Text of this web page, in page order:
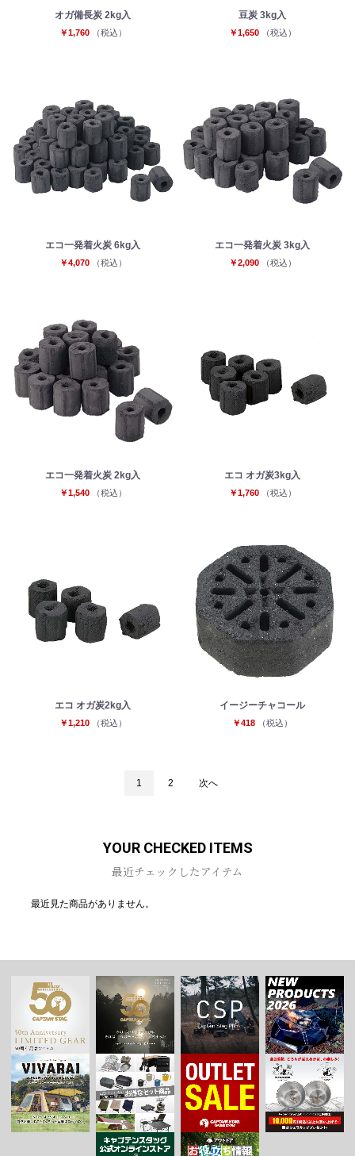
オガ備長炭 2kg入
￥1,760 （税込）
豆炭 3kg入
￥1,650 （税込）
エコ一発着火炭 6kg入
￥4,070 （税込）
エコ一発着火炭 3kg入
￥2,090 （税込）
エコ一発着火炭 2kg入
￥1,540 （税込）
エコ オガ炭3kg入
￥1,760 （税込）
エコ オガ炭2kg入
￥1,210 （税込）
イージーチャコール
￥418 （税込）
1 2 次へ
YOUR CHECKED ITEMS
最近チェックしたアイテム
最近見た商品がありません。